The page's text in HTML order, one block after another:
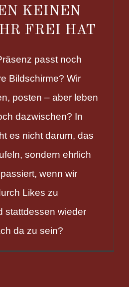
KEINEN
FREI HAT
passt noch
Bildschirme? Wir
posten – aber leben
dazwischen? In
es nicht darum, das
sondern ehrlich
wenn wir
Likes zu
stattdessen wieder
da zu sein?